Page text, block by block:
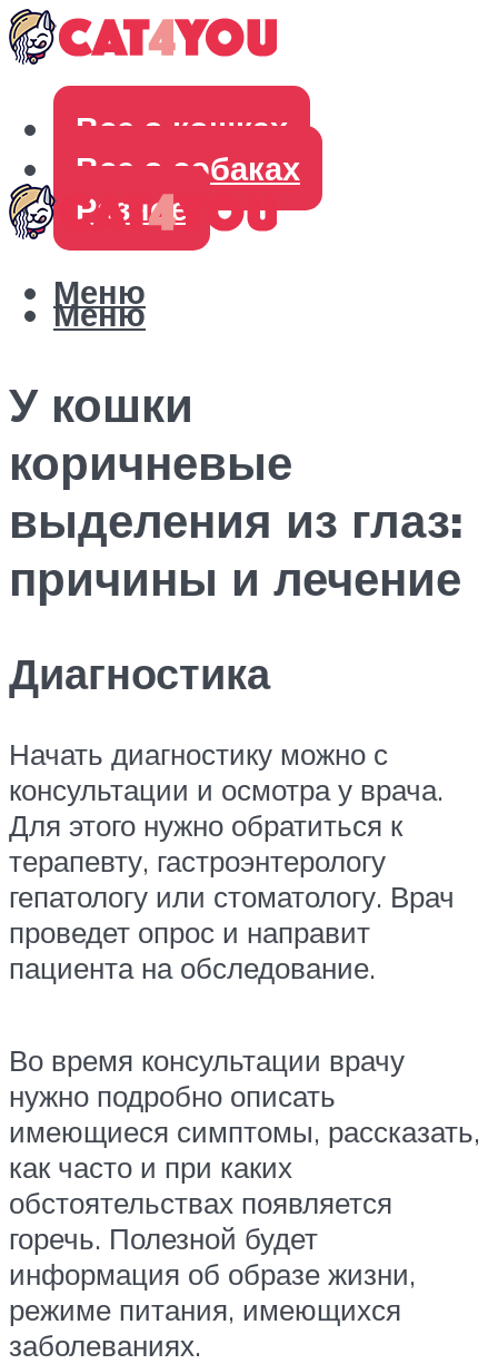
Все о кошках
Все о собаках
Разное
Меню
Меню
У кошки
коричневые
выделения из глаз:
причины и лечение
Диагностика
Начать диагностику можно с
консультации и осмотра у врача.
Для этого нужно обратиться к
терапевту, гастроэнтерологу
гепатологу или стоматологу. Врач
проведет опрос и направит
пациента на обследование.
Во время консультации врачу
нужно подробно описать
имеющиеся симптомы, рассказать,
как часто и при каких
обстоятельствах появляется
горечь. Полезной будет
информация об образе жизни,
режиме питания, имеющихся
заболеваниях.